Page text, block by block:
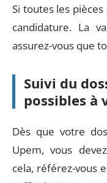
Si toutes les
candidature. La
assurez-vous que
Suivi du
possibles à
Dès que votre
Upem, vous
cela, référez-vous